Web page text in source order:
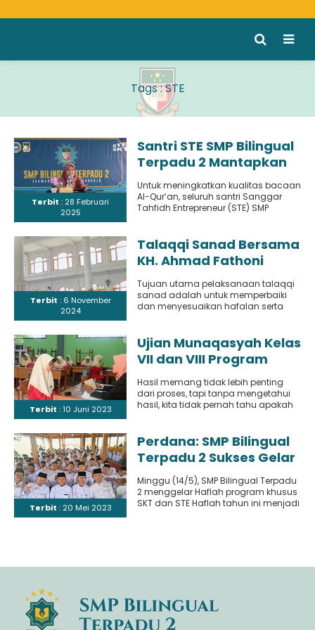
Tags : STE
Terbit : 28 Februari
2025
Santri STE SMP Bilingual
Terpadu 2 Mantapkan
Bacaan Al-Qur’an
Melalui Kegiatan Tashih
Untuk meningkatkan kualitas bacaan
Al-Qur’an, seluruh santri Sanggar
Tahfidh Entrepreneur (STE) SMP
Terbit : 6 November
2024
Talaqqi Sanad Bersama
KH. Ahmad Fathoni
Dimyathi, LC untuk
Memperbaiki Hafalan
dan Bacaan Al-Qur’an
Program STE
Tujuan utama pelaksanaan talaqqi
sanad adalah untuk memperbaiki
dan menyesuaikan hafalan serta
Terbit : 10 Juni 2023
Ujian Munaqasyah Kelas
VII dan VIII Program
Khusus SKT dan STE.
Hasil memang tidak lebih penting
dari proses, tapi tanpa mengetahui
hasil, kita tidak pernah tahu apakah
Terbit : 20 Mei 2023
Perdana: SMP Bilingual
Terpadu 2 Sukses Gelar
Haflah Secara Mandiri
Minggu (14/5), SMP Bilingual Terpadu
2 menggelar Haflah program khusus
SKT dan STE Haflah tahun ini menjadi